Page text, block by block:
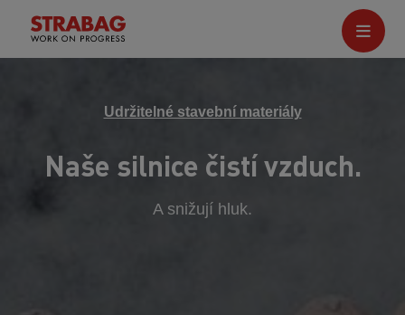
Udržitelné stavební materiály
Naše silnice čistí vzduch.
A snižují hluk.